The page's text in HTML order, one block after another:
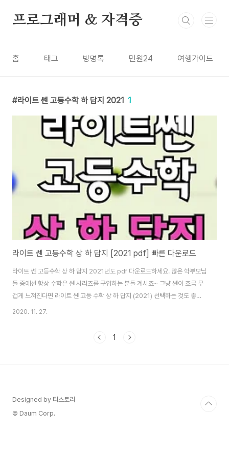
프로그래머 & 자격증
홈 태그 방명록 민원24 여행가이드
라이트 쎈 고등수학 하 답지 2021 1
라이트 쎈 고등수학 상 하 답지 [2021 pdf] 빠른 다운로드
라이트 쎈 고등수학 상 하 답지 2021년도 pdf 다운로드하세요. 많은 학부모님
들 중에선 항상 수학은 쎈 시리즈를 구입하는 분들 계시죠~ 그냥 쎈이 조금 무
겁게 느껴진다면 라이트 쎈 고등 수학 상 하 답지 (2021) 선택하는 것도 좋습
니다. 그냥 쎈이 어렵다면 라이트 쎈 고등 수학 (상) 문제 기본서를 추천해 드려
학을 공부하기 위해 중3 학생들이 사는 것도 추천해요. 라이트 쎈이 아닌 일반
2020. 11. 27.
1
Designed by 티스토리
© Daum Corp.